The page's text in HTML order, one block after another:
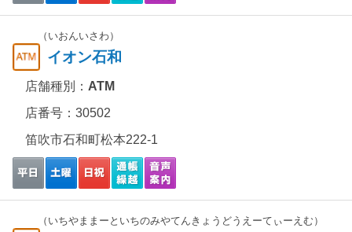
（いおんいさわ）
イオン石和
店舗種別： ATM
店番号：30502
笛吹市石和町松本222-1
（いちやままーといちのみやてんきょうどうえーてぃーえむ）